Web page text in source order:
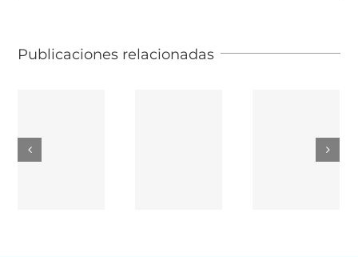
Publicaciones relacionadas